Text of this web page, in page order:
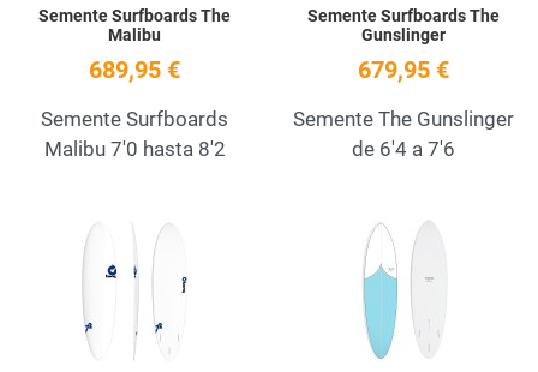
Semente Surfboards The
Malibu
689,95 €
Semente Surfboards
Malibu 7'0 hasta 8'2
Semente Surfboards The
Gunslinger
679,95 €
Semente The Gunslinger
de 6'4 a 7'6
Add to Wishlist